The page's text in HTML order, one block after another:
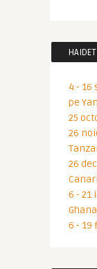
4 - 16
pe
25
26
26
6 - 21
6 - 19